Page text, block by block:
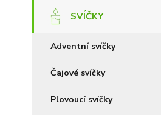
SVÍČKY
Adventní svíčky
Čajové svíčky
Plovoucí svíčky